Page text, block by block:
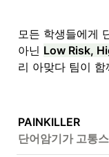
모든 학생들에게
아닌 Low Risk,
리 아맞다 팀이 함
단어암기가 고통